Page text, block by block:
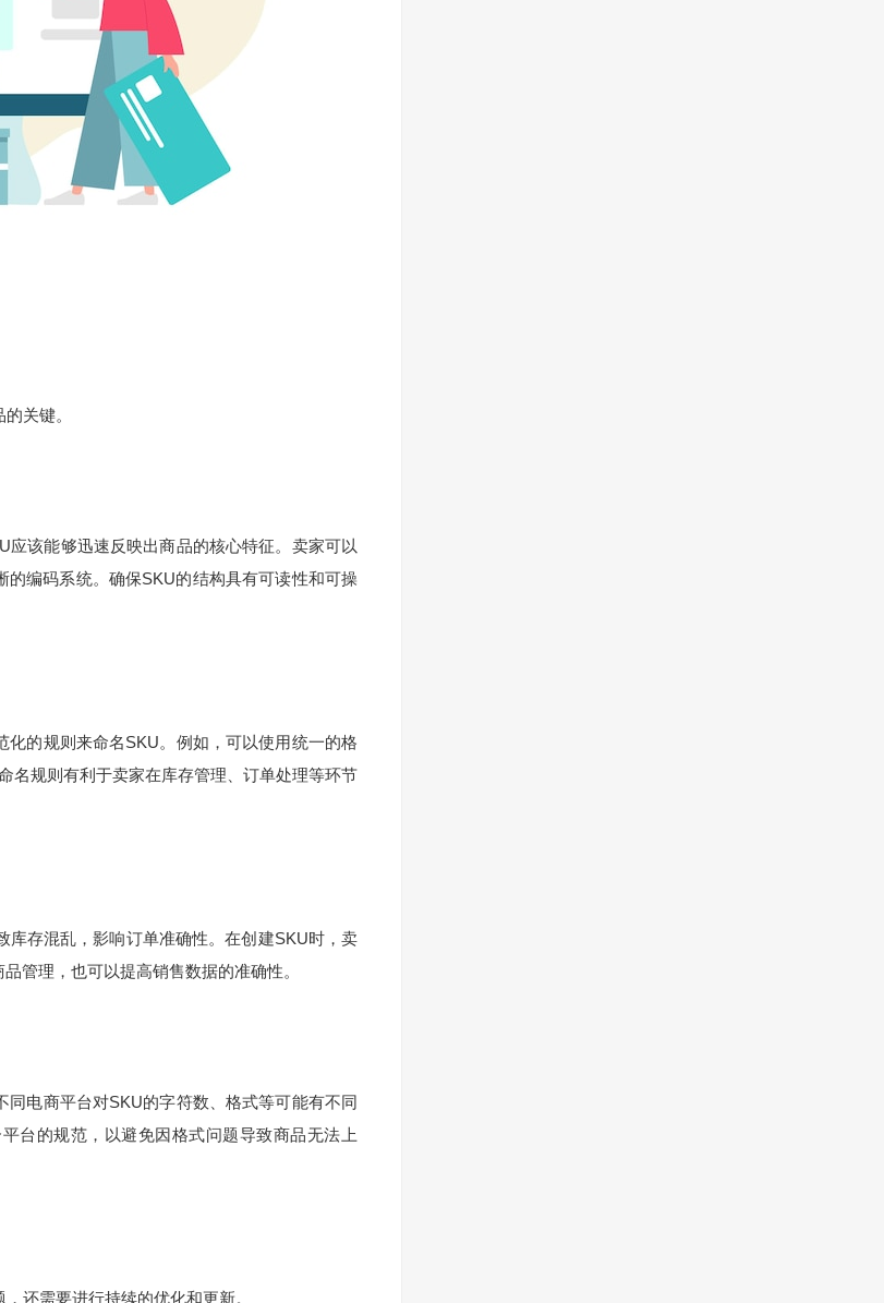
关键。
该能够迅速反映出商品的核心特征。卖家可以
编码系统。确保SKU的结构具有可读性和可操
的规则来命名SKU。例如，可以使用统一的格
名规则有利于卖家在库存管理、订单处理等环节
存混乱，影响订单准确性。在创建SKU时，卖
管理，也可以提高销售数据的准确性。
电商平台对SKU的字符数、格式等可能有不同
台的规范，以避免因格式问题导致商品无法上
还需要进行持续的优化和更新。